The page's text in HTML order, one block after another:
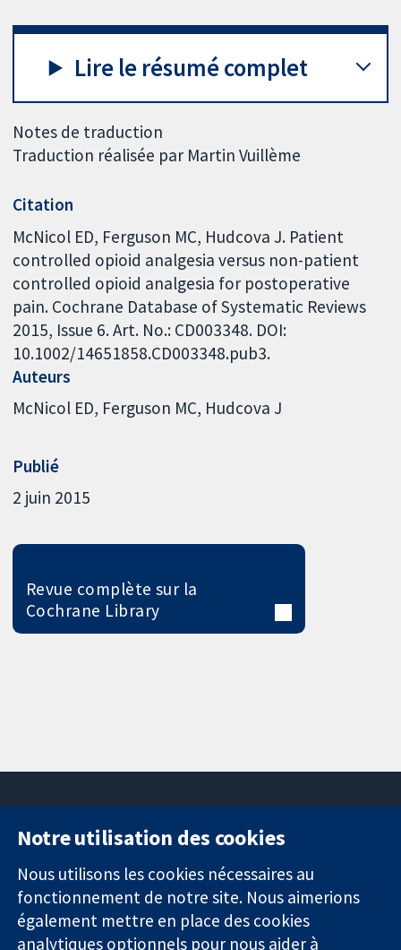
Lire le résumé complet
Notes de traduction
Traduction réalisée par Martin Vuillème
Citation
McNicol ED, Ferguson MC, Hudcova J. Patient
controlled opioid analgesia versus non-patient
controlled opioid analgesia for postoperative
pain. Cochrane Database of Systematic Reviews
2015, Issue 6. Art. No.: CD003348. DOI:
10.1002/14651858.CD003348.pub3.
Auteurs
McNicol ED Ferguson MC Hudcova J
Publié
2 juin 2015
Revue complète sur la
Cochrane Library
Des données
probantes.
Des décisions
éclairées.
11-13 Cavendish
Square
Londres
W1G0AN
Royaume-Uni
nous
Actualités
Service de
presse
Notre utilisation des cookies
Nous utilisons les cookies nécessaires au
fonctionnement de notre site. Nous aimerions
également mettre en place des cookies
analytiques optionnels pour nous aider à